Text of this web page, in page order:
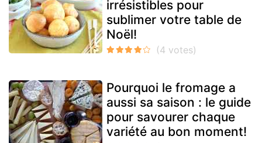
irrésistibles pour
sublimer votre table de
Noël!
Pourquoi le fromage a
aussi sa saison : le guide
pour savourer chaque
variété au bon moment!